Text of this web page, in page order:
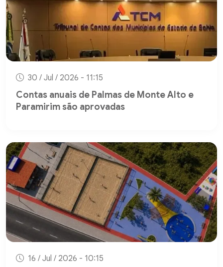
30 / Jul / 2026 - 11:15
Contas anuais de Palmas de Monte Alto e
Paramirim são aprovadas
16 / Jul / 2026 - 10:15